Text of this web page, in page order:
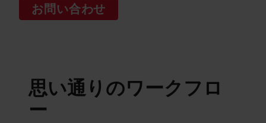
お問い合わせ
思い通りのワークフロ
ー